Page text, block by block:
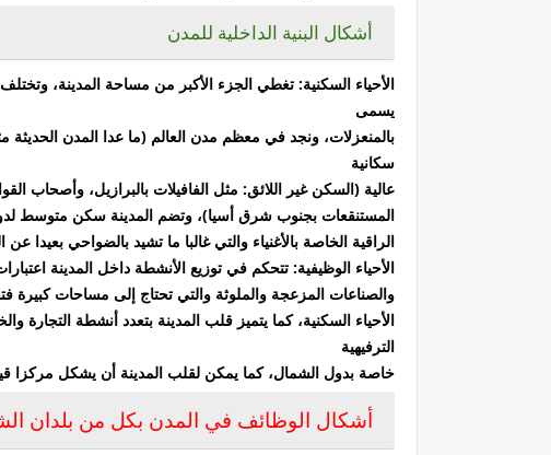
أشكال البنية الداخلية للمدن
الأحياء السكنية: تغطي الجزء الأكبر من مساحة المدينة،
يسمى
بالمنعزلات، ونجد في معظم مدن العالم (ما عدا المدن
سكانية
عالية (السكن غير اللائق: مثل الفافيلات بالبرازيل، وأصحاب
المستنقعات بجنوب شرق أسيا)، وتضم المدينة سكن متوسط
الراقية الخاصة بالأغنياء والتي غالبا ما تشيد بالضواحي بعيدا
الأحياء الوظيفية: تتحكم في توزيع الأنشطة داخل المدينة
والصناعات المزعجة والملوثة والتي تحتاج إلى مساحات
الأحياء السكنية، كما يتميز قلب المدينة بتعدد أنشطة التجارة
الترفيهية
خاصة بدول الشمال، كما يمكن لقلب المدينة أن يشكل مركزا
أشكال الوظائف في المدن بكل من بلدان